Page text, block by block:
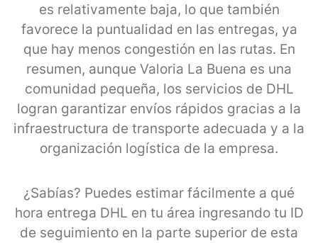
es relativamente baja, lo que también
favorece la puntualidad en las entregas, ya
que hay menos congestión en las rutas. En
resumen, aunque Valoria La Buena es una
comunidad pequeña, los servicios de DHL
logran garantizar envíos rápidos gracias a la
infraestructura de transporte adecuada y a la
organización logística de la empresa.
¿Sabías? Puedes estimar fácilmente a qué
hora entrega DHL en tu área ingresando tu ID
de seguimiento en la parte superior de esta